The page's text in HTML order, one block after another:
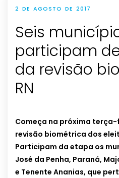
2 DE AGOSTO DE 2017
Seis
participam
da revisão
RN
Começa na próxima terça-
revisão biométrica dos
Participam da etapa os
José da Penha, Paraná,
e Tenente Ananias, que